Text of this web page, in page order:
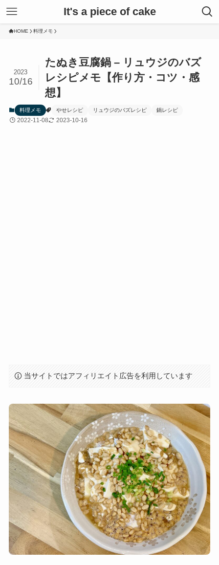
It's a piece of cake
HOME 料理メモ
たぬき豆腐鍋 – リュウジのバズ
レシピメモ【作り方・コツ・感
想】
2023
10/16
料理メモ やせレシピ リュウジのバズレシピ 鍋レシピ
2022-11-08 2023-10-16
当サイトではアフィリエイト広告を利用しています